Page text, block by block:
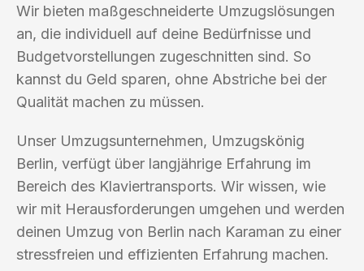
Wir bieten maßgeschneiderte Umzugslösungen
an, die individuell auf deine Bedürfnisse und
Budgetvorstellungen zugeschnitten sind. So
kannst du Geld sparen, ohne Abstriche bei der
Qualität machen zu müssen.
Unser Umzugsunternehmen, Umzugskönig
Berlin, verfügt über langjährige Erfahrung im
Bereich des Klaviertransports. Wir wissen, wie
wir mit Herausforderungen umgehen und werden
deinen Umzug von Berlin nach Karaman zu einer
stressfreien und effizienten Erfahrung machen.